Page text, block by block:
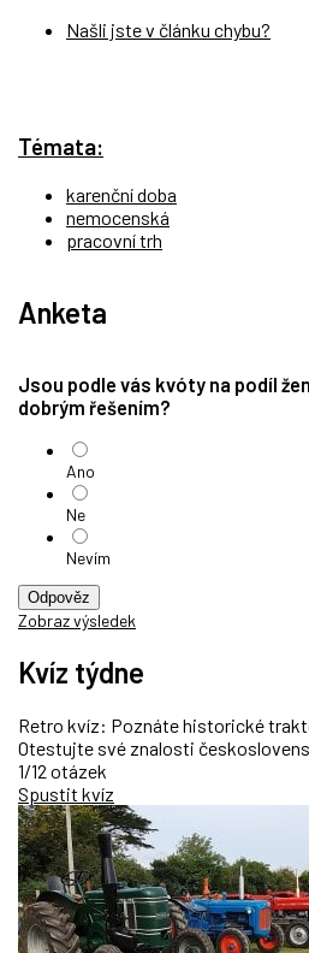
Našli jste v článku chybu?
Témata:
karenční doba
nemocenská
pracovní trh
Anketa
Jsou podle vás kvóty na podíl
dobrým řešením?
Ano
Ne
Nevím
Odpověz
Zobraz výsledek
Kvíz týdne
Retro kvíz: Poznáte historické
Otestujte své znalosti
1/12 otázek
Spustit kvíz